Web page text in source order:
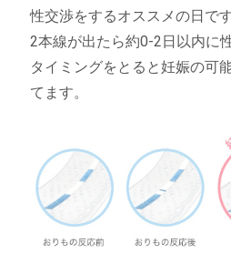
性交渉をするオススメの日です
2本線が出たら約0-2日以内に
タイミングをとると妊娠の可
てます。